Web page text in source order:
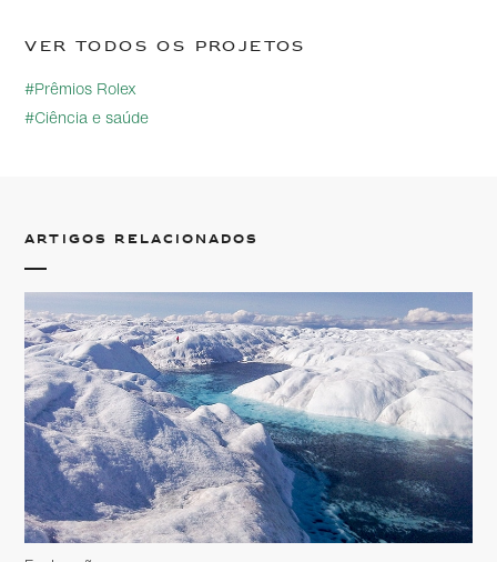
Ver todos os projetos
#Prêmios Rolex
#Ciência e saúde
Artigos relacionados